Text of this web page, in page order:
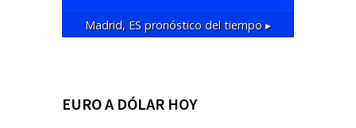
Madrid, ES pronóstico del tiempo ▸
EURO A DÓLAR HOY